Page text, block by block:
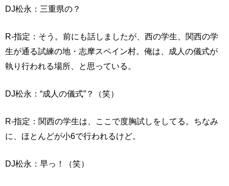
DJ松永：三重県の？
R-指定：そう。前にも話しましたが、西の学生、関西の学
生が通る試練の地・志摩スペイン村。俺は、成人の儀式が
執り行われる場所、と思っている。
DJ松永：“成人の儀式”？（笑）
R-指定：関西の学生は、ここで度胸試しをしてる。ちなみ
に、ほとんどが小6で行われるけど。
DJ松永：早っ！（笑）